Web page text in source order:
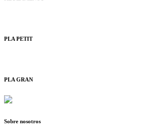
PLA PETIT
PLA GRAN
Sobre nosotros